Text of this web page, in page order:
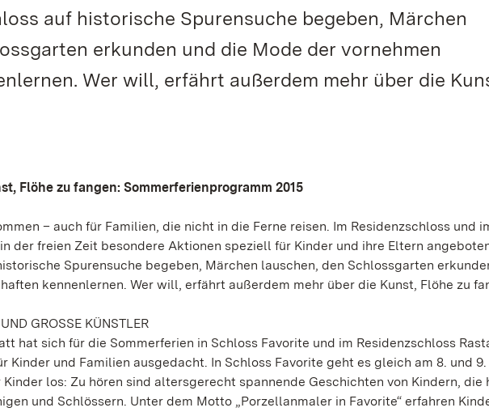
auf historische Spurensuche begeben, Märchen
erkunden und die Mode der vornehmen
Wer will, erfährt außerdem mehr über die
Flöhe zu fangen: Sommerferienprogramm 2015
– auch für Familien, die nicht in die Ferne reisen. Im Residenzschloss und
der freien Zeit besondere Aktionen speziell für Kinder und ihre Eltern
Spurensuche begeben, Märchen lauschen, den Schlossgarten
kennenlernen. Wer will, erfährt außerdem mehr über die Kunst, Flöhe zu
GROSSE KÜNSTLER
hat sich für die Sommerferien in Schloss Favorite und im Residenzschloss
Kinder und Familien ausgedacht. In Schloss Favorite geht es gleich am 8. und
los: Zu hören sind altersgerecht spannende Geschichten von Kindern, die
und Schlössern. Unter dem Motto „Porzellanmaler in Favorite“ erfahren